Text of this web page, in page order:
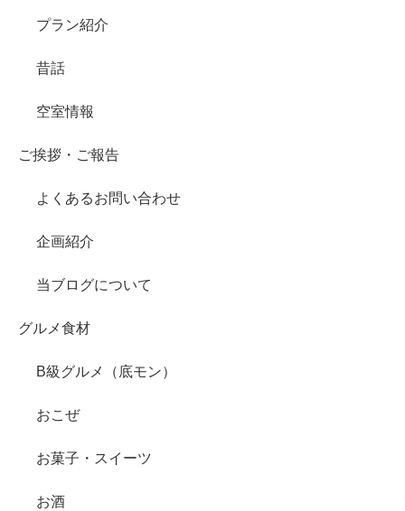
プラン紹介
昔話
空室情報
ご挨拶・ご報告
よくあるお問い合わせ
企画紹介
当ブログについて
グルメ食材
B級グルメ（底モン）
おこぜ
お菓子・スイーツ
お酒